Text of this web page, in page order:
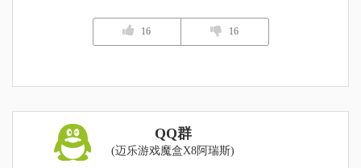
16 16
QQ群
(迈乐游戏魔盒X8阿瑞斯)